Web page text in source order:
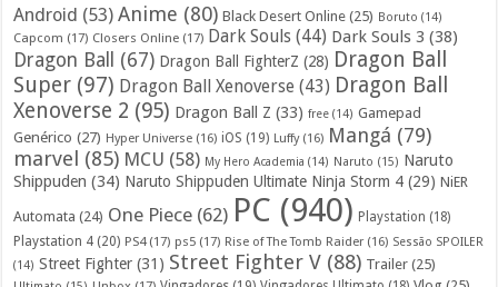
Android (53) Anime (80) Black Desert Online (25) Boruto (14)
Capcom (17) Closers Online (17) Dark Souls (44) Dark Souls 3 (38)
Dragon Ball (67) Dragon Ball FighterZ (28) Dragon Ball
Super (97) Dragon Ball Xenoverse (43) Dragon Ball
Xenoverse 2 (95) Dragon Ball Z (33) free (14) Gamepad
Genérico (27) Hyper Universe (16) iOS (19) Luffy(16) Mangá (79)
marvel (85) MCU (58) My Hero Academia (14) Naruto (15) Naruto
Shippuden (34) Naruto Shippuden Ultimate Ninja Storm 4 (29) NiER
Automata (24) One Piece (62) PC (940) Playstation (18)
Playstation 4 (20) PS4(17) ps5 (17) Rise of The Tomb Raider (16) Sessão SPOILER
(14) Street Fighter (31) Street Fighter V (88) Trailer (25)